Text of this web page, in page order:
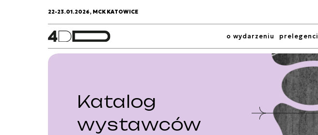
22-23.01.2026, MCK KATOWICE
o wydarzeniu prelegenci
Katalog
wystawców